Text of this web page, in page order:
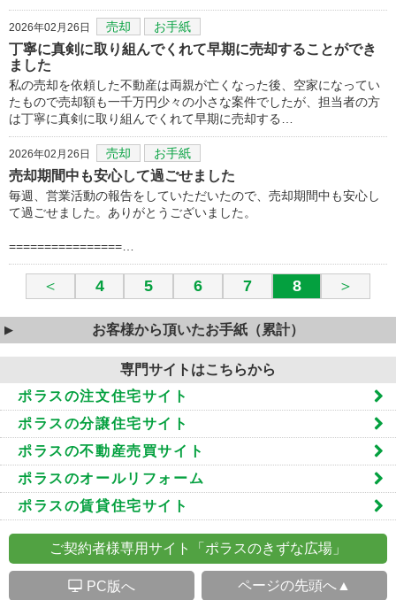
2026年02月26日 売却 お手紙
丁寧に真剣に取り組んでくれて早期に売却することができ
ました
私の売却を依頼した不動産は両親が亡くなった後、空家になってい
たもので売却額も一千万円少々の小さな案件でしたが、担当者の方
は丁寧に真剣に取り組んでくれて早期に売却する…
2026年02月26日 売却 お手紙
売却期間中も安心して過ごせました
毎週、営業活動の報告をしていただいたので、売却期間中も安心し
て過ごせました。ありがとうございました。
================…
＜ 4 5 6 7 8 ＞
お客様から頂いたお手紙（累計）
専門サイトはこちらから
ポラスの注文住宅サイト
ポラスの分譲住宅サイト
ポラスの不動産売買サイト
ポラスのオールリフォーム
ポラスの賃貸住宅サイト
ご契約者様専用サイト「ポラスのきずな広場」
S PC版へ ページの先頭へ▲